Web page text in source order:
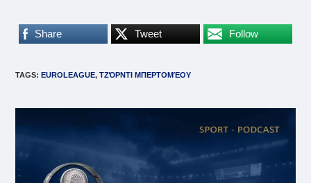
Share Tweet Follow
TAGS:EUROLEAGUE, ΤΖΌΡΝΤΙ ΜΠΕΡΤΟΜΈΟΥ